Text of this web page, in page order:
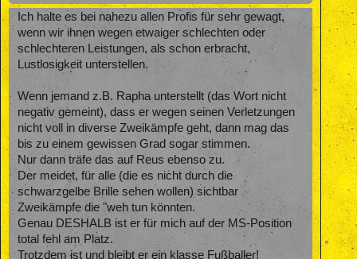
Ich halte es bei nahezu allen Profis für sehr gewagt,
wenn wir ihnen wegen etwaiger schlechten oder
schlechteren Leistungen, als schon erbracht,
Lustlosigkeit unterstellen.
Wenn jemand z.B. Rapha unterstellt (das Wort nicht
negativ gemeint), dass er wegen seinen Verletzungen
nicht voll in diverse Zweikämpfe geht, dann mag das
bis zu einem gewissen Grad sogar stimmen.
Nur dann träfe das auf Reus ebenso zu.
Der meidet, für alle (die es nicht durch die
schwarzgelbe Brille sehen wollen) sichtbar
Zweikämpfe die "weh tun könnten.
Genau DESHALB ist er für mich auf der MS-Position
total fehl am Platz.
Trotzdem ist und bleibt er ein klasse Fußballer!